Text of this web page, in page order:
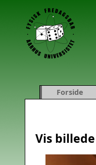
Forside
Vis billede